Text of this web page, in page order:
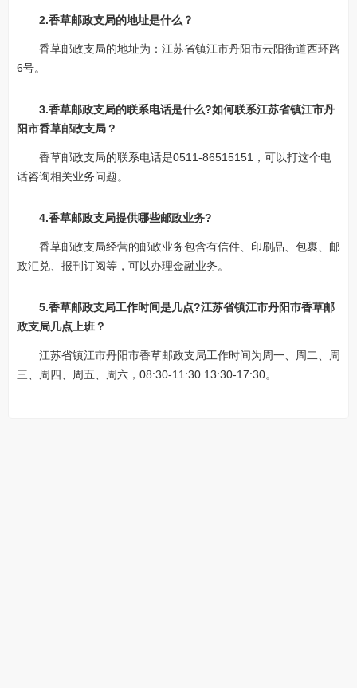
2.香草邮政支局的地址是什么？
香草邮政支局的地址为：江苏省镇江市丹阳市云阳街道西环路
6号。
3.香草邮政支局的联系电话是什么?如何联系江苏省镇江市丹
阳市香草邮政支局？
香草邮政支局的联系电话是0511-86515151，可以打这个电
话咨询相关业务问题。
4.香草邮政支局提供哪些邮政业务?
香草邮政支局经营的邮政业务包含有信件、印刷品、包裹、邮
政汇兑、报刊订阅等，可以办理金融业务。
5.香草邮政支局工作时间是几点?江苏省镇江市丹阳市香草邮
政支局几点上班？
江苏省镇江市丹阳市香草邮政支局工作时间为周一、周二、周
三、周四、周五、周六，08:30-11:30 13:30-17:30。